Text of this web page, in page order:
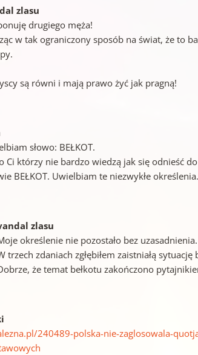
zlasu
drugiego męża!
w tak ograniczony sposób na świat, że to
są równi i mają prawo żyć jak pragną!
słowo: BEŁKOT.
Ci którzy nie bardzo wiedzą jak się odnieść
BEŁKOT. Uwielbiam te niezwykłe
zlasu
określenie nie pozostało bez uzasadnienia.
trzech zdaniach zgłębiłem zaistniałą
że temat bełkotu zakończono
240489-polska-nie-zaglosowala-